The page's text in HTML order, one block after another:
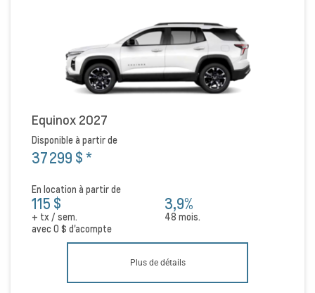
Equinox 2027
Disponible à partir de
37 299 $*
En location à partir de
115 $
+ tx / sem.
3,9%
48 mois.
avec0 $ d'acompte
Plus de détails